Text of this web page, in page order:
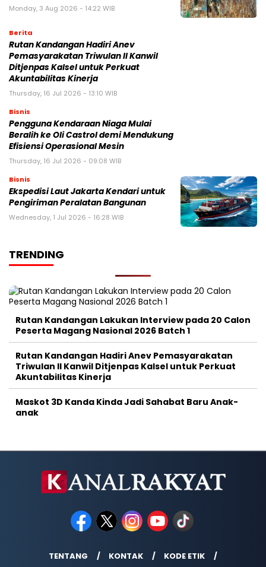
Monday, 3 Aug 2026 - 14:22 WIB
Berita
Rutan Kandangan Hadiri Anev
Pemasyarakatan Triwulan II Kanwil
Ditjenpas Kalsel untuk Perkuat
Akuntabilitas Kinerja
Thursday, 16 Jul 2026 - 13:10 WIB
Bisnis
Pengguna Kendaraan Niaga Mulai
Beralih ke Oli Castrol demi Mendukung
Efisiensi Operasional Mesin
Thursday, 16 Jul 2026 - 09:08 WIB
Bisnis
Ekspedisi Laut Jakarta Kendari untuk
Pengiriman Peralatan Bangunan
Wednesday, 1 Jul 2026 - 16:28 WIB
TRENDING
Rutan Kandangan Lakukan Interview pada 20 Calon
Peserta Magang Nasional 2026 Batch 1
Rutan Kandangan Hadiri Anev Pemasyarakatan
Triwulan II Kanwil Ditjenpas Kalsel untuk Perkuat
Akuntabilitas Kinerja
Maskot 3D Kanda Kinda Jadi Sahabat Baru Anak-
anak
TENTANG KONTAK
KODE ETIK